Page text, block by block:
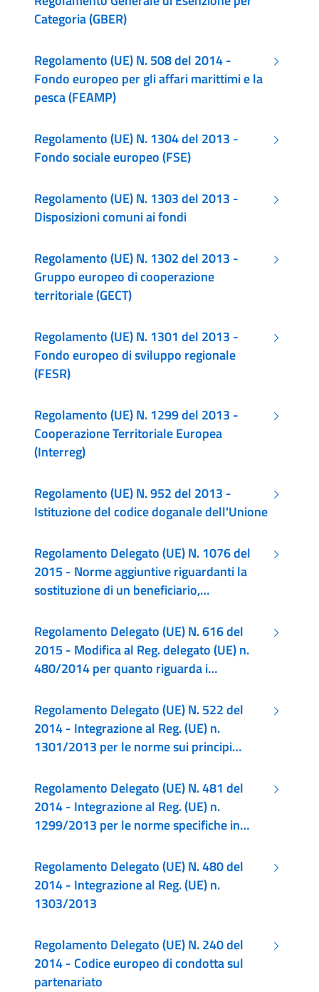
Categoria (GBER)
Regolamento (UE) N. 508 del 2014 -
Fondo europeo per gli affari marittimi e la
pesca (FEAMP)
Regolamento (UE) N. 1304 del 2013 -
Fondo sociale europeo (FSE)
Regolamento (UE) N. 1303 del 2013 -
Disposizioni comuni ai fondi
Regolamento (UE) N. 1302 del 2013 -
Gruppo europeo di cooperazione
territoriale (GECT)
Regolamento (UE) N. 1301 del 2013 -
Fondo europeo di sviluppo regionale
(FESR)
Regolamento (UE) N. 1299 del 2013 -
Cooperazione Territoriale Europea
(Interreg)
Regolamento (UE) N. 952 del 2013 -
Istituzione del codice doganale dell'Unione
Regolamento Delegato (UE) N. 1076 del
2015 - Norme aggiuntive riguardanti la
sostituzione di un beneficiario,
devono contenere gli accordi di PPP
finanziati dai fondi SIE
Regolamento Delegato (UE) N. 616 del
2015 - Modifica al Reg. delegato (UE) n.
480/2014 per quanto riguarda i
508/2014
Regolamento Delegato (UE) N. 522 del
2014 - Integrazione al Reg. (UE) n.
1301/2013 per le norme sui principi
azioni innovative nell'ambito dello
sviluppo urbano sostenibile sostenute dal
FESR
Regolamento Delegato (UE) N. 481 del
2014 - Integrazione al Reg. (UE) n.
1299/2013 per le norme specifiche in
programmi di cooperazione
Regolamento Delegato (UE) N. 480 del
2014 - Integrazione al Reg. (UE) n.
1303/2013
Regolamento Delegato (UE) N. 240 del
2014 - Codice europeo di condotta sul
partenariato